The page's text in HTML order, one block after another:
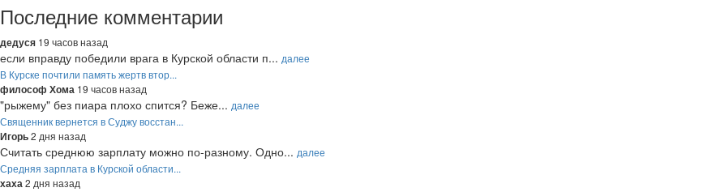
Последние комментарии
дедуся 19 часов назад
если вправду победили врага в Курской области п... далее
В Курске почтили память жертв втор...
философ Хома 19 часов назад
"рыжему" без пиара плохо спится? Беже... далее
Священник вернется в Суджу восстан...
Игорь2 дня назад
Считать среднюю зарплату можно по-разному. Одно... далее
Средняя зарплата в Курской области...
хаха2 дня назад